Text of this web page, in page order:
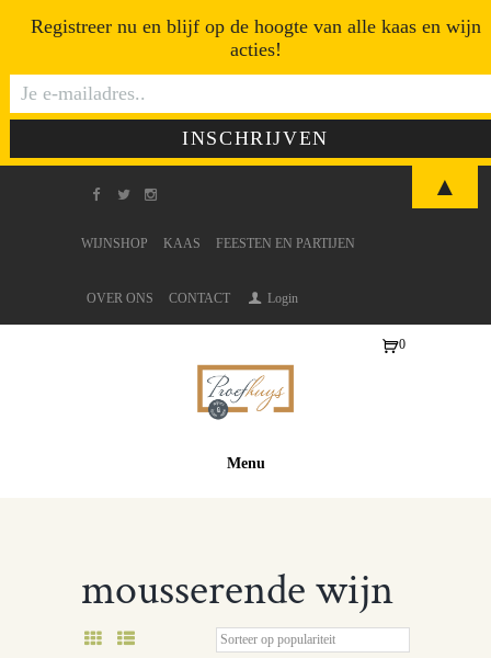
WIJNSHOP KAAS FEESTEN EN PARTIJEN
OVER ONS CONTACT Login
Menu
0
mousserende wijn
Registreer nu en blijf op de hoogte van alle kaas en wijn
acties!
▲